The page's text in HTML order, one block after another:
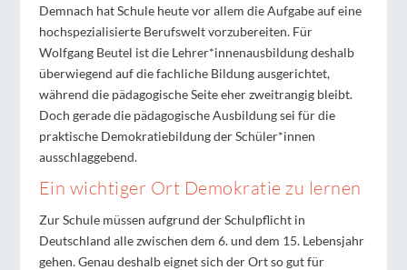
Demnach hat Schule heute vor allem die Aufgabe auf eine
hochspezialisierte Berufswelt vorzubereiten. Für
Wolfgang Beutel ist die Lehrer*innenausbildung deshalb
überwiegend auf die fachliche Bildung ausgerichtet,
während die pädagogische Seite eher zweitrangig bleibt.
Doch gerade die pädagogische Ausbildung sei für die
praktische Demokratiebildung der Schüler*innen
ausschlaggebend.
Ein wichtiger Ort Demokratie zu lernen
Zur Schule müssen aufgrund der Schulpflicht in
Deutschland alle zwischen dem 6. und dem 15. Lebensjahr
gehen. Genau deshalb eignet sich der Ort so gut für